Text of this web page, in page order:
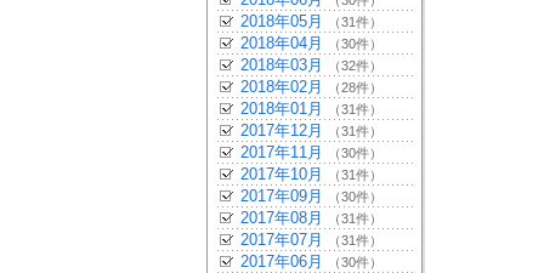
2018年05月 （31件）
2018年04月 （30件）
2018年03月 （32件）
2018年02月 （28件）
2018年01月 （31件）
2017年12月 （31件）
2017年11月 （30件）
2017年10月 （31件）
2017年09月 （30件）
2017年08月 （31件）
2017年07月 （31件）
2017年06月 （30件）